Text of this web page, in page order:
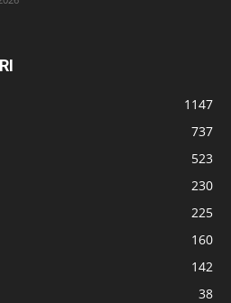
1147
737
523
230
225
160
142
38